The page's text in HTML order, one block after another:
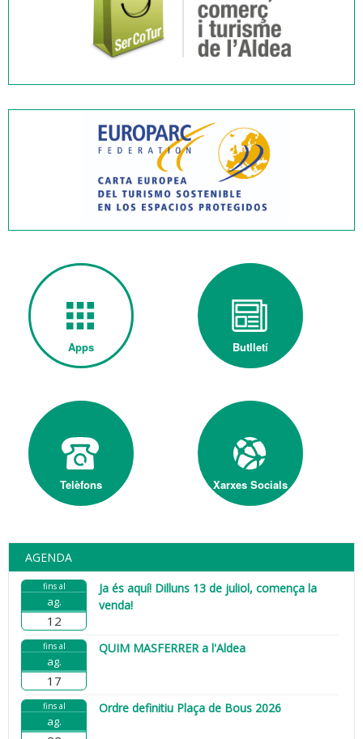
Apps Butlletí
Telèfons Xarxes Socials
AGENDA
fins al
ag.
12
Ja és aquí! Dilluns 13 de juliol, comença la
venda!
fins al
ag.
17
QUIM MASFERRER a l'Aldea
fins al
ag.
Ordre definitiu Plaça de Bous 2026